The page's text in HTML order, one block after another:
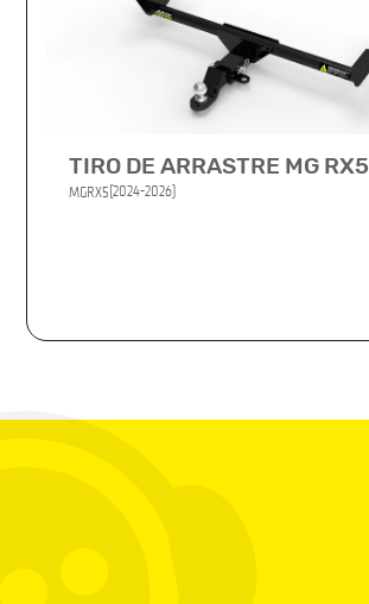
TIRO DE ARRASTRE MG RX5
MGRX5(2024-2026)